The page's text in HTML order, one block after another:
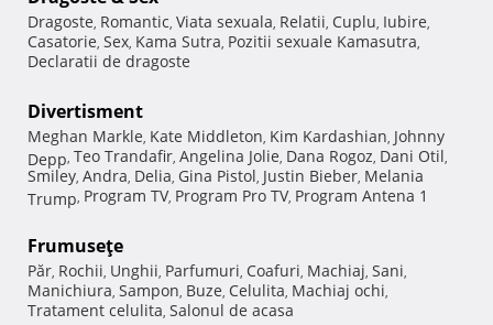
Dragoste, Romantic, Viata sexuala, Relatii, Cuplu, Iubire,
Casatorie, Sex, Kama Sutra, Pozitii sexuale Kamasutra,
Declaratii de dragoste
Divertisment
Meghan Markle, Kate Middleton, Kim Kardashian, Johnny
Depp, Teo Trandafir, Angelina Jolie, Dana Rogoz, Dani Otil,
Smiley, Andra, Delia, Gina Pistol, Justin Bieber, Melania
Trump, Program TV, Program Pro TV, Program Antena 1
Frumuseţe
Păr, Rochii, Unghii, Parfumuri, Coafuri, Machiaj, Sani,
Manichiura, Sampon, Buze, Celulita, Machiaj ochi,
Tratament celulita, Salonul de acasa